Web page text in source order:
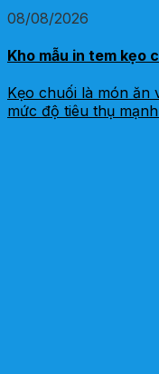
08/08/2026
Kho mẫu in tem kẹo
Kẹo chuối là món ăn
mức độ tiêu thụ